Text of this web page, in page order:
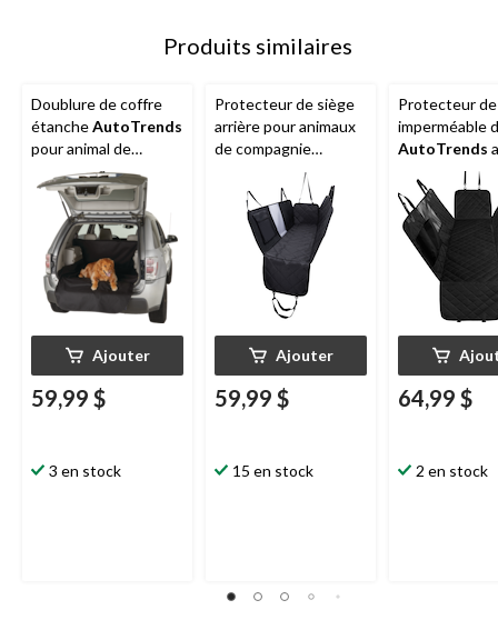
Produits similaires
Doublure de coffre
étancheAutoTrends
pour animal de
compagnie, noir
Ajouter
59,99 $
3 en stock
Protecteur de siège
arrière pour animaux
de compagnie
avec
fenêtre en filet, noir
Ajouter
59,99 $
15 en stock
Protecteur
imperméable
AutoTrends
rabats
hamac pour
64,99 $
2 en stock